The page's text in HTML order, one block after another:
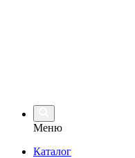
Меню
Каталог